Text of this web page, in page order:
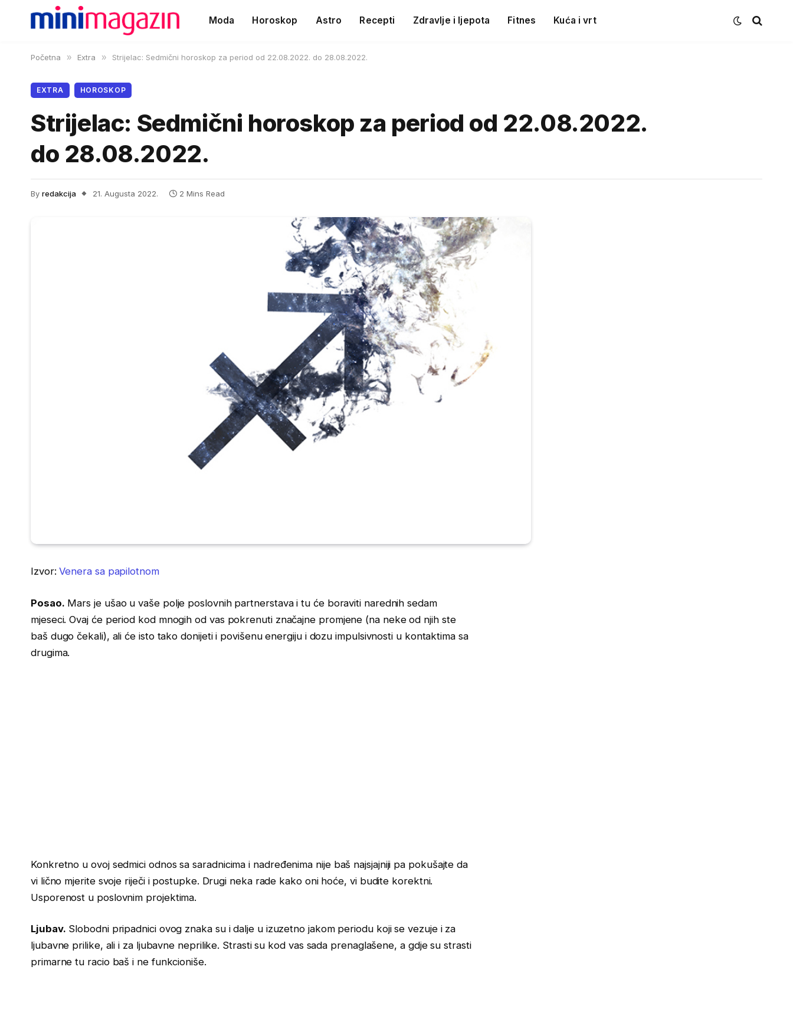
Moda Horoskop Astro Recepti Zdravlje i ljepota Fitnes Kuća i vrt
Početna » Extra » Strijelac: Sedmični horoskop za period od 22.08.2022. do 28.08.2022.
EXTRA HOROSKOP
Strijelac: Sedmični horoskop za period od 22.08.2022.
do 28.08.2022.
By redakcija 21. Augusta 2022. 2 Mins Read
Izvor:Venera sa papilotnom
Posao. Mars je ušao u vaše polje poslovnih partnerstava i tu će boraviti narednih sedam
mjeseci. Ovaj će period kod mnogih od vas pokrenuti značajne promjene (na neke od njih ste
baš dugo čekali), ali će isto tako donijeti i povišenu energiju i dozu impulsivnosti u kontaktima sa
drugima.
Konkretno u ovoj sedmici odnos sa saradnicima i nadređenima nije baš najsjajniji pa pokušajte da
vi lično mjerite svoje riječi i postupke. Drugi neka rade kako oni hoće, vi budite korektni.
Usporenost u poslovnim projektima.
Ljubav. Slobodni pripadnici ovog znaka su i dalje u izuzetno jakom periodu koji se vezuje i za
ljubavne prilike, ali i za ljubavne neprilike. Strasti su kod vas sada prenaglašene, a gdje su strasti
primarne tu racio baš i ne funkcioniše.